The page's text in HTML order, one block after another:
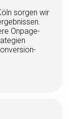
sorgen wir
Onpage-